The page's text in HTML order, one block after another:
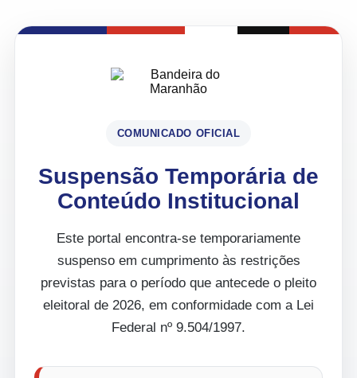
COMUNICADO OFICIAL
Suspensão Temporária de
Conteúdo Institucional
Este portal encontra-se temporariamente
suspenso em cumprimento às restrições
previstas para o período que antecede o pleito
eleitoral de 2026, em conformidade com a Lei
Federal nº 9.504/1997.